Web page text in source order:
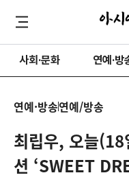
사회·문화 연예·방
연예·방송연예/방송
최립우, 오늘
션 ‘SWEET